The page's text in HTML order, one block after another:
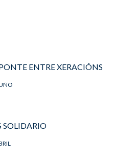
ENTRE XERACIÓNS
SOLIDARIO